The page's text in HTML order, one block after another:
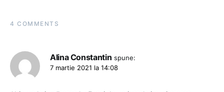
4 COMMENTS
Alina Constantin spune:
7 martie 2021 la 14:08